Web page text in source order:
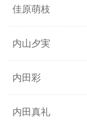
佳原萌枝
内山夕実
内田彩
内田真礼